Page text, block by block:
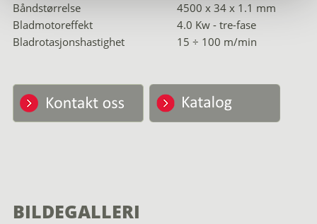
Båndstørrelse
4500 x 34 x 1.1 mm
Bladmotoreffekt
4.0 Kw - tre-fase
Bladrotasjonshastighet
15 ÷ 100 m/min
BILDEGALLERI